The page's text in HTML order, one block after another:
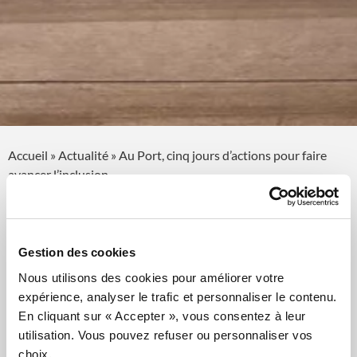
Gestion des cookies
Nous utilisons des cookies pour améliorer votre
expérience, analyser le trafic et personnaliser le contenu.
En cliquant sur « Accepter », vous consentez à leur
utilisation. Vous pouvez refuser ou personnaliser vos
choix.
Accueil » Actualité » Au Port, cinq jours d’actions pour faire
avancer l’inclusion
d’actions pour faire
avancer l’inclusion
Publié le 7 novembre 2025